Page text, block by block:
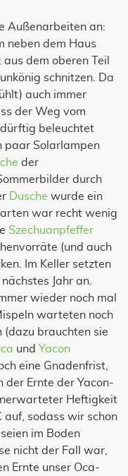
Außenarbeiten an:
neben dem Haus
dem oberen Teil
schnitzen. Da
auch immer
der Weg vom
beleuchtet
paar Solarlampen
der
durch
Dusche wurde ein
war recht wenig
Szechuanpfeffer
(und auch
Im Keller setzten
Jahr an.
wieder noch mal
warteten noch
(dazu brauchten sie
und Yacon
eine Gnadenfrist,
der Ernte der Yacon-
Heftigkeit
auf, sodass wir schon
im Boden
nicht der Fall war,
Ernte unser Oca-